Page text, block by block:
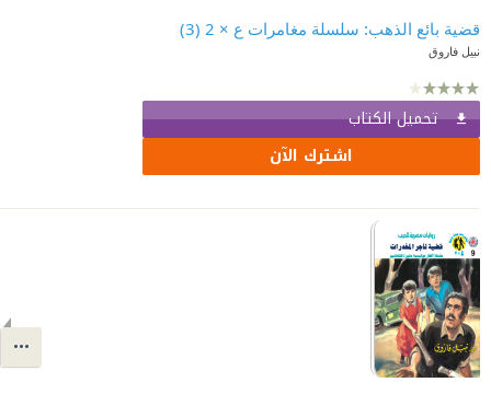
قضية بائع الذهب: سلسلة مغامرات ع × 2 (3)
نبيل فاروق
تحميل الكتاب
اشترك الآن